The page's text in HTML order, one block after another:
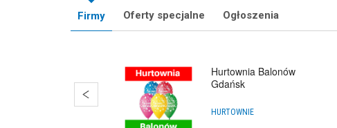
Firmy Oferty specjalne Ogłoszenia
Hurtownia Balonów
Gdańsk
HURTOWNIE